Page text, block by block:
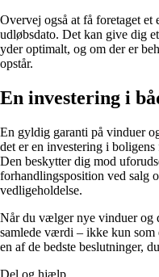
Overvej også at få foretaget
udløbsdato. Det kan give dig
yder optimalt, og om der er
opstår.
En investering i
En gyldig garanti på vinduer
det er en investering i
Den beskytter dig mod
forhandlingsposition ved salg
vedligeholdelse.
Når du vælger nye vinduer og
samlede værdi – ikke kun
en af de bedste beslutninger,
Del og hjælp